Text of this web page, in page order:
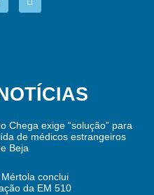
Chega exige “solução” para
de médicos estrangeiros
Beja
conclui
da EM 510